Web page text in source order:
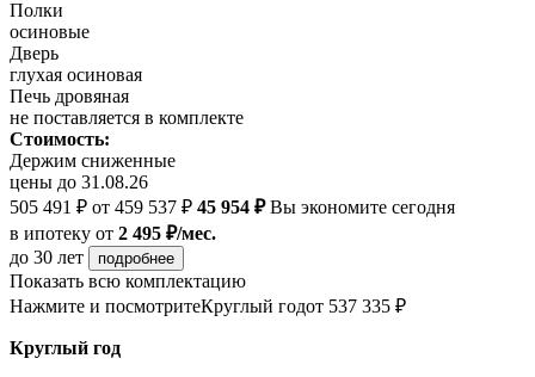
Полки
осиновые
Дверь
глухая осиновая
Печь дровяная
не поставляется в комплекте
Стоимость:
Держим сниженные
цены до 31.08.26
505 491 ₽ от 459 537 ₽ 45 954 ₽Вы экономите сегодня
в ипотеку от 2 495 ₽/мес.
до 30 лет
подробнее
Показать всю комплектацию
Нажмите и посмотритеКруглый годот 537 335 ₽
Круглый год